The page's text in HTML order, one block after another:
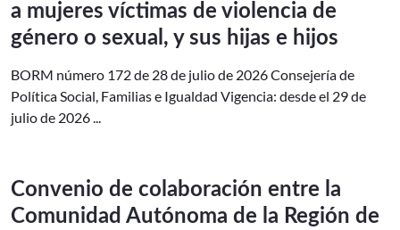
a mujeres víctimas de violencia de
género o sexual, y sus hijas e hijos
BORM número 172 de 28 de julio de 2026 Consejería de
Política Social, Familias e Igualdad Vigencia: desde el 29 de
julio de 2026 ...
Convenio de colaboración entre la
Comunidad Autónoma de la Región de